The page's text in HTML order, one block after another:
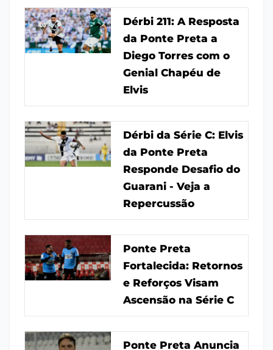
Dérbi 211: A Resposta
da Ponte Preta a
Diego Torres com o
Genial Chapéu de
Elvis
Dérbi da Série C: Elvis
da Ponte Preta
Responde Desafio do
Guarani - Veja a
Repercussão
Ponte Preta
Fortalecida: Retornos
e Reforços Visam
Ascensão na Série C
Ponte Preta Anuncia